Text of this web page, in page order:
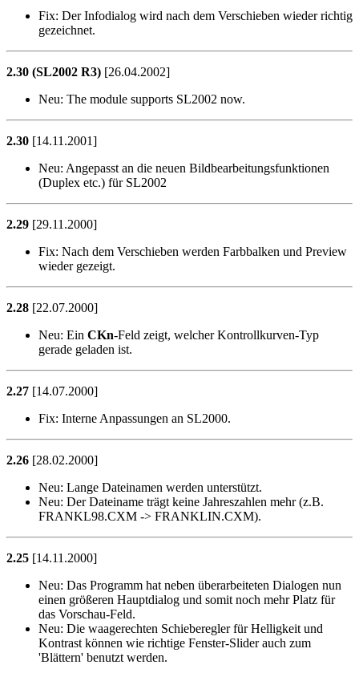
Fix: Der Infodialog wird nach dem Verschieben wieder richtig
gezeichnet.
2.30 (SL2002 R3) [26.04.2002]
Neu: The module supports SL2002 now.
2.30 [14.11.2001]
Neu: Angepasst an die neuen Bildbearbeitungsfunktionen
(Duplex etc.) für SL2002
2.29 [29.11.2000]
Fix: Nach dem Verschieben werden Farbbalken und Preview
wieder gezeigt.
2.28 [22.07.2000]
Neu: Ein CKn-Feld zeigt, welcher Kontrollkurven-Typ
gerade geladen ist.
2.27 [14.07.2000]
Fix: Interne Anpassungen an SL2000.
2.26 [28.02.2000]
Neu: Lange Dateinamen werden unterstützt.
Neu: Der Dateiname trägt keine Jahreszahlen mehr (z.B.
FRANKL98.CXM -> FRANKLIN.CXM).
2.25 [14.11.2000]
Neu: Das Programm hat neben überarbeiteten Dialogen nun
einen größeren Hauptdialog und somit noch mehr Platz für
das Vorschau-Feld.
Neu: Die waagerechten Schieberegler für Helligkeit und
Kontrast können wie richtige Fenster-Slider auch zum
'Blättern' benutzt werden.